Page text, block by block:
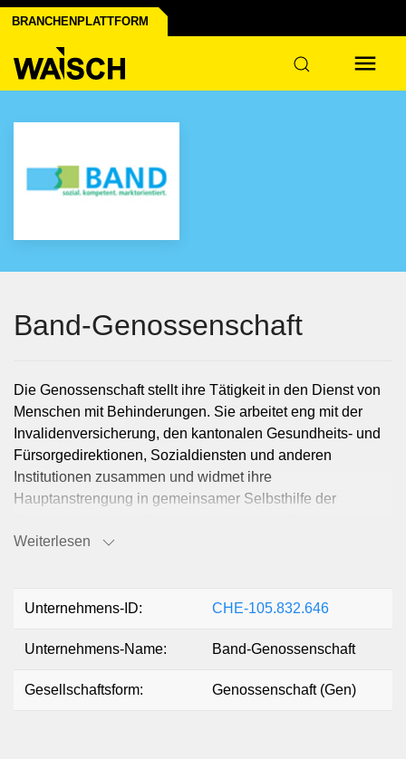
BRANCHENPLATTFORM
Band-Genossenschaft
Die Genossenschaft stellt ihre Tätigkeit in den Dienst von
Menschen mit Behinderungen. Sie arbeitet eng mit der
Invalidenversicherung, den kantonalen Gesundheits- und
Fürsorgedirektionen, Sozialdiensten und anderen
Institutionen zusammen und widmet ihre
Hauptanstrengung in gemeinsamer Selbsthilfe der
von Menschen mit Behinderungen und unterstützt ihre
veräussern sowie alle Geschäfte eingehen und Verträge
Genossenschaft zu fördern oder damit in Zusammenhang
Weiterlesen
Unternehmens-ID: CHE-105.832.646
Unternehmens-Name: Band-Genossenschaft
Gesellschaftsform: Genossenschaft (Gen)